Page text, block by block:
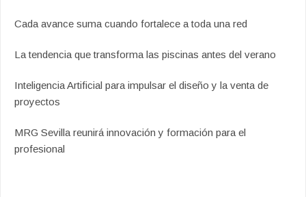
Cada avance suma cuando fortalece a toda una red
La tendencia que transforma las piscinas antes del verano
Inteligencia Artificial para impulsar el diseño y la venta de
proyectos
MRG Sevilla reunirá innovación y formación para el
profesional